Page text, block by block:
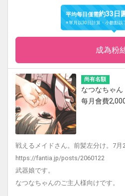
平均每日僅需約33日
※單月以30日計算・小數點以
成為粉
尚有名額
なつなちゃん
每月會費
戦えるメイドさん。前髪左分け。7月
https://fantia.jp/posts/2060122
武器娘です。
なつなちゃんのご主人様向けです。